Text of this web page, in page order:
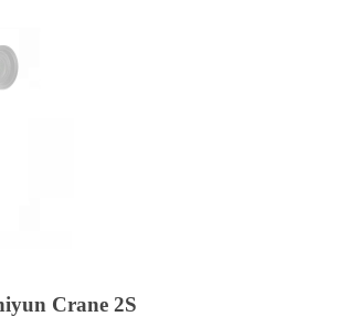
Crane 2S